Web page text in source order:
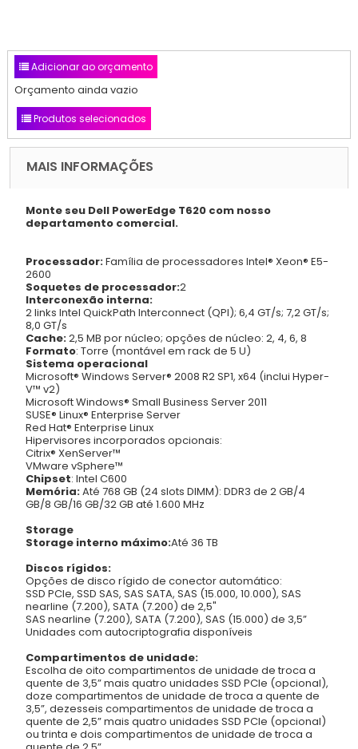
Adicionar ao orçamento
Orçamento ainda vazio
Produtos selecionados
MAIS INFORMAÇÕES
Monte seu Dell PowerEdge T620 com nosso
departamento comercial.
Processador:Família de processadores Intel® Xeon® E5-
2600
Soquetes de processador:2
Interconexão interna:
2 links Intel QuickPath Interconnect (QPI); 6,4 GT/s; 7,2 GT/s;
8,0 GT/s
Cache:2,5 MB por núcleo; opções de núcleo: 2, 4, 6, 8
Formato: Torre (montável em rack de 5 U)
Sistema operacional
Microsoft® Windows Server® 2008 R2 SP1, x64 (inclui Hyper-
V™ v2)
Microsoft Windows® Small Business Server 2011
SUSE® Linux® Enterprise Server
Red Hat® Enterprise Linux
Hipervisores incorporados opcionais:
Citrix® XenServer™
VMware vSphere™
Chipset: Intel C600
Memória:Até 768 GB (24 slots DIMM): DDR3 de 2 GB/4
GB/8 GB/16 GB/32 GB até 1.600 MHz
Storage
Storage interno máximo:Até 36 TB
Discos rígidos:
Opções de disco rígido de conector automático:
SSD PCIe, SSD SAS, SAS SATA, SAS (15.000, 10.000), SAS
nearline (7.200), SATA (7.200) de 2,5"
SAS nearline (7.200), SATA (7.200), SAS (15.000) de 3,5”
Unidades com autocriptografia disponíveis
Compartimentos de unidade:
Escolha de oito compartimentos de unidade de troca a
quente de 3,5” mais quatro unidades SSD PCIe (opcional),
doze compartimentos de unidade de troca a quente de
3,5”, dezesseis compartimentos de unidade de troca a
quente de 2,5” mais quatro unidades SSD PCIe (opcional)
ou trinta e dois compartimentos de unidade de troca a